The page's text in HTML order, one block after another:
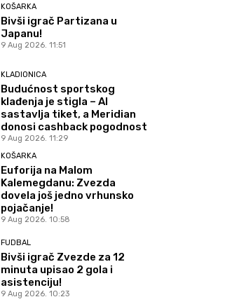
KOŠARKA
Bivši igrač Partizana u
Japanu!
9 Aug 2026. 11:51
KLADIONICA
Budućnost sportskog
klađenja je stigla – AI
sastavlja tiket, a Meridian
donosi cashback pogodnost
9 Aug 2026. 11:29
KOŠARKA
Euforija na Malom
Kalemegdanu: Zvezda
dovela još jedno vrhunsko
pojačanje!
9 Aug 2026. 10:58
FUDBAL
Bivši igrač Zvezde za 12
minuta upisao 2 gola i
asistenciju!
9 Aug 2026. 10:23